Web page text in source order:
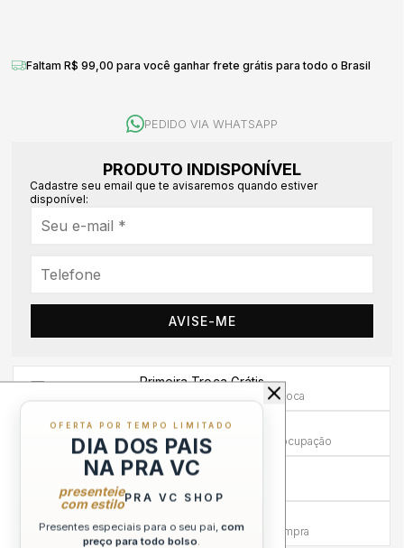
Faltam R$ 99,00 para você ganhar frete grátis para todo o Brasil
PEDIDO VIA WHATSAPP
PRODUTO INDISPONÍVEL
Cadastre seu email que te avisaremos quando estiver
disponível:
AVISE-ME
Primeira Troca Grátis
Frete por nossa conta na primeira troca
Troca em até 30 dias
Mais tempo para experimentar sem preocupação
Compra sem Risco
7 dias para reembolso integral
Via WhatsApp antes e depois da compra
OFERTA POR TEMPO LIMITADO
DIA DOS PAIS
NA PRA VC
presenteie
com estiloPRA VC SHOP
Presentes especiais para o seu pai, com
preço para todo bolso.